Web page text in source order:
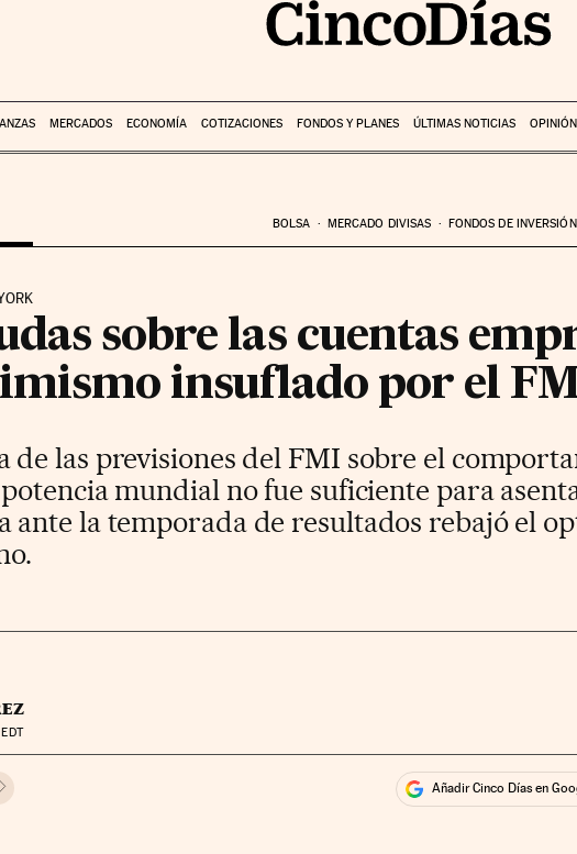
MERCADOS ECONOMÍA COTIZACIONES FONDOS Y PLANES ÚLTIMAS NOTICIAS OPINIÓN
BOLSA MERCADO DIVISAS FONDOS DE INVERSIÓN
sobre las cuentas
insuflado por el
de las previsiones del FMI sobre el
mundial no fue suficiente para
ante la temporada de resultados rebajó el
EDT
en Facebook
en TwitterRedes Sociales Añadir Cinco Días en